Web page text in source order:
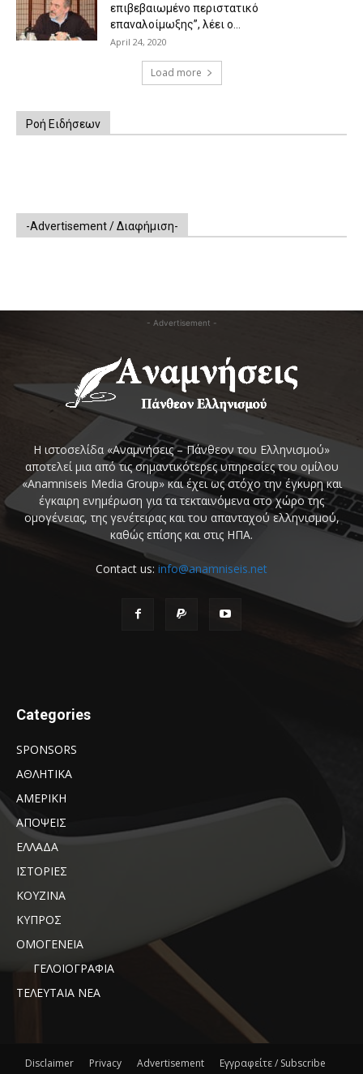
επιβεβαιωμένο περιστατικό
επαναλοίμωξης”, λέει ο...
April 24, 2020
Load more
Ροή Ειδήσεων
-Advertisement / Διαφήμιση-
- Advertisement -
Η ιστοσελίδα «Αναμνήσεις – Πάνθεον του Ελληνισμού»
αποτελεί μια από τις σημαντικότερες υπηρεσίες του ομίλου
«Anamniseis Media Group» και έχει ως στόχο την έγκυρη και
έγκαιρη ενημέρωση για τα τεκταινόμενα στο χώρο της
ομογένειας, της γενέτειρας και του απανταχού ελληνισμού,
καθώς επίσης και στις ΗΠΑ.
Contact us: info@anamniseis.net
Categories
SPONSORS
ΑΘΛΗΤΙΚΑ
ΑΜΕΡΙΚΗ
ΑΠΟΨΕΙΣ
ΕΛΛΑΔΑ
ΙΣΤΟΡΙΕΣ
ΚΟΥΖΙΝΑ
ΚΥΠΡΟΣ
ΟΜΟΓΕΝΕΙΑ
ΓΕΛΟΙΟΓΡΑΦΙΑ
ΤΕΛΕΥΤΑΙΑ ΝΕΑ
Disclaimer Privacy Advertisement
Εγγραφείτε / Subscribe